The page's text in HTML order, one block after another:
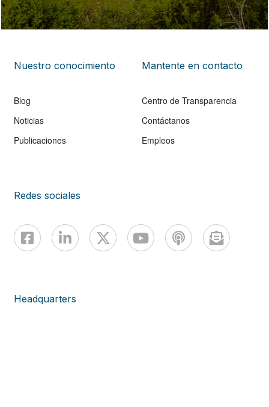
Nuestro conocimiento
Blog
Noticias
Publicaciones
Mantente en contacto
Centro de Transparencia
Contáctanos
Empleos
Redes sociales
Headquarters